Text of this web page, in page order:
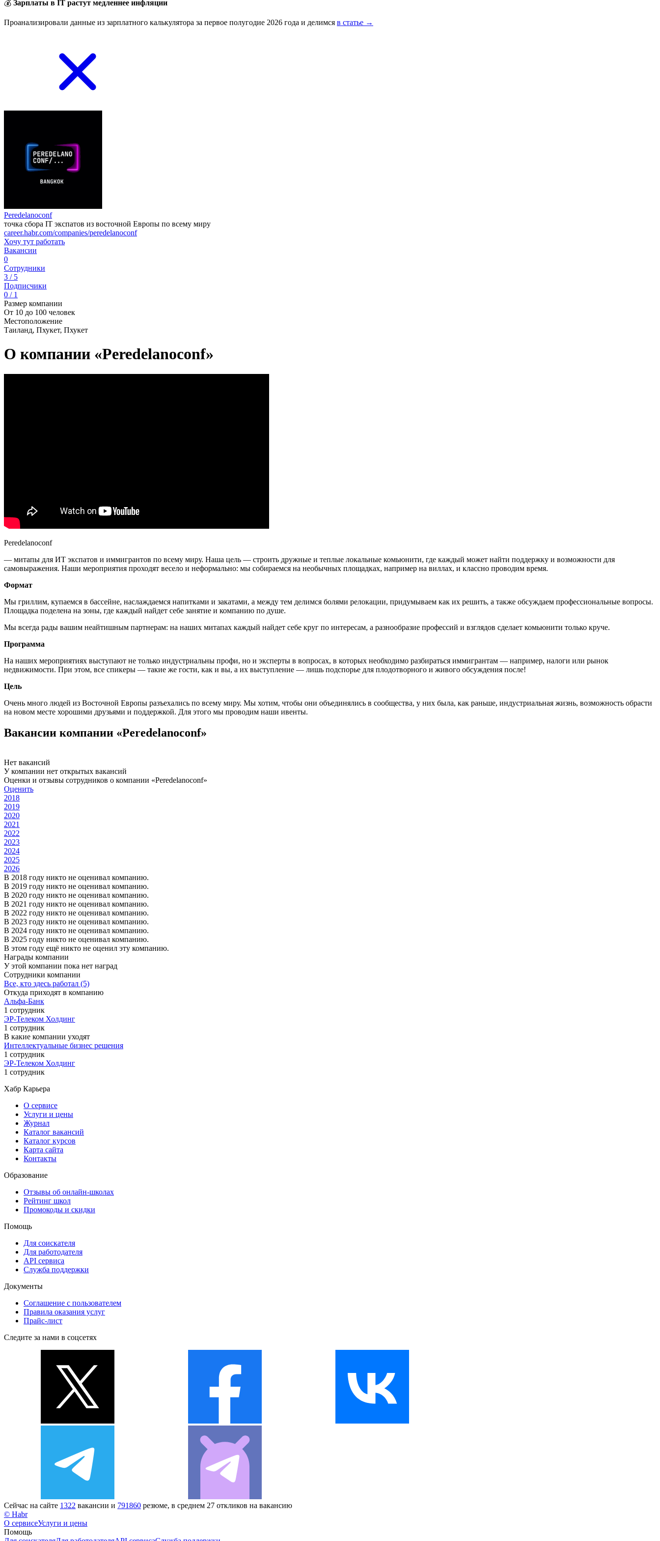
💰 Зарплаты в IT растут медленнее инфляции
Проанализировали данные из зарплатного калькулятора за первое полугодие 2026 года и делимся в статье →
Peredelanoconf
точка сбора IT экспатов из восточной Европы по всему миру
career.habr.com/companies/peredelanoconf
Хочу тут работать
Вакансии
0
Сотрудники
3 / 5
Подписчики
0 / 1
Размер компании
От 10 до 100 человек
Местоположение
Таиланд, Пхукет, Пхукет
О компании «Peredelanoconf»
Peredelanoconf
— митапы для ИТ экспатов и иммигрантов по всему миру. Наша цель — строить дружные и теплые локальные комьюнити, где каждый может найти поддержку и возможности для
самовыражения. Наши мероприятия проходят весело и неформально: мы собираемся на необычных площадках, например на виллах, и классно проводим время.
Формат
Мы гриллим, купаемся в бассейне, наслаждаемся напитками и закатами, а между тем делимся болями релокации, придумываем как их решить, а также обсуждаем профессиональные вопросы.
Площадка поделена на зоны, где каждый найдет себе занятие и компанию по душе.
Мы всегда рады вашим неайтишным партнерам: на наших митапах каждый найдет себе круг по интересам, а разнообразие профессий и взглядов сделает комьюнити только круче.
Программа
На наших мероприятиях выступают не только индустриальны профи, но и эксперты в вопросах, в которых необходимо разбираться иммигрантам — например, налоги или рынок
недвижимости. При этом, все спикеры — такие же гости, как и вы, а их выступление — лишь подспорье для плодотворного и живого обсуждения после!
Цель
Очень много людей из Восточной Европы разъехались по всему миру. Мы хотим, чтобы они объединялись в сообщества, у них была, как раньше, индустриальная жизнь, возможность обрасти
на новом месте хорошими друзьями и поддержкой. Для этого мы проводим наши ивенты.
Вакансии компании «Peredelanoconf»
Нет вакансий
У компании нет открытых вакансий
Оценки и отзывы сотрудников о компании «Peredelanoconf»
Оценить
2018
2019
2020
2021
2022
2023
2024
2025
2026
В 2018 году никто не оценивал компанию.
В 2019 году никто не оценивал компанию.
В 2020 году никто не оценивал компанию.
В 2021 году никто не оценивал компанию.
В 2022 году никто не оценивал компанию.
В 2023 году никто не оценивал компанию.
В 2024 году никто не оценивал компанию.
В 2025 году никто не оценивал компанию.
В этом году ещё никто не оценил эту компанию.
Награды компании
У этой компании пока нет наград
Сотрудники компании
Все, кто здесь работал (5)
Откуда приходят в компанию
Альфа-Банк
1 сотрудник
ЭР-Телеком Холдинг
1 сотрудник
В какие компании уходят
Интеллектуальные бизнес решения
1 сотрудник
ЭР-Телеком Холдинг
1 сотрудник
Хабр Карьера
О сервисе
Услуги и цены
Журнал
Каталог вакансий
Каталог курсов
Карта сайта
Контакты
Образование
Отзывы об онлайн-школах
Рейтинг школ
Промокоды и скидки
Помощь
Для соискателя
Для работодателя
API сервиса
Служба поддержки
Документы
Соглашение с пользователем
Правила оказания услуг
Прайс-лист
Следите за нами в соцсетях
Сейчас на сайте 1322 вакансии и 791860 резюме, в среднем 27 откликов на вакансию
© Habr
О сервисеУслуги и цены
Помощь